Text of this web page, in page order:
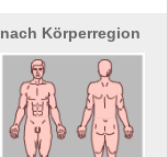
nach Körperregion